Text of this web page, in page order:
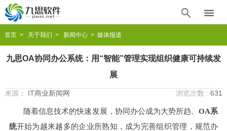
 
首页> 关于我们 > 新闻中心> 媒体报道
九思OA协同办公系统：用“智能”管理实现组织健康可持续发
展
来源： IT商业新闻网 浏览次数 :631
随着信息技术的快速发展，协同办公成为大势所趋。OA系
统开始为越来越多的企业所熟知，成为完善组织管理，规范办